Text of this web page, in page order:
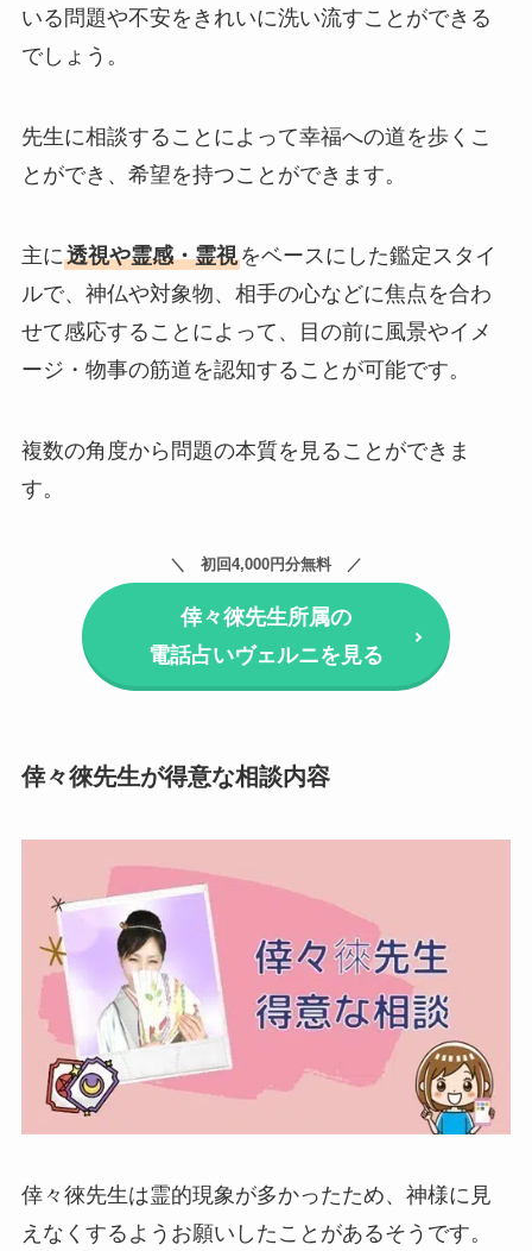
いる問題や不安をきれいに洗い流すことができる
でしょう。
先生に相談することによって幸福への道を歩くこ
とができ、希望を持つことができます。
主に透視や霊感・霊視をベースにした鑑定スタイ
ルで、神仏や対象物、相手の心などに焦点を合わ
せて感応することによって、目の前に風景やイメ
ージ・物事の筋道を認知することが可能です。
複数の角度から問題の本質を見ることができま
す。
初回4,000円分無料
倖々徠先生所属の
電話占いヴェルニを見る
倖々徠先生が得意な相談内容
倖々徠先生は霊的現象が多かったため、神様に見
えなくするようお願いしたことがあるそうです。